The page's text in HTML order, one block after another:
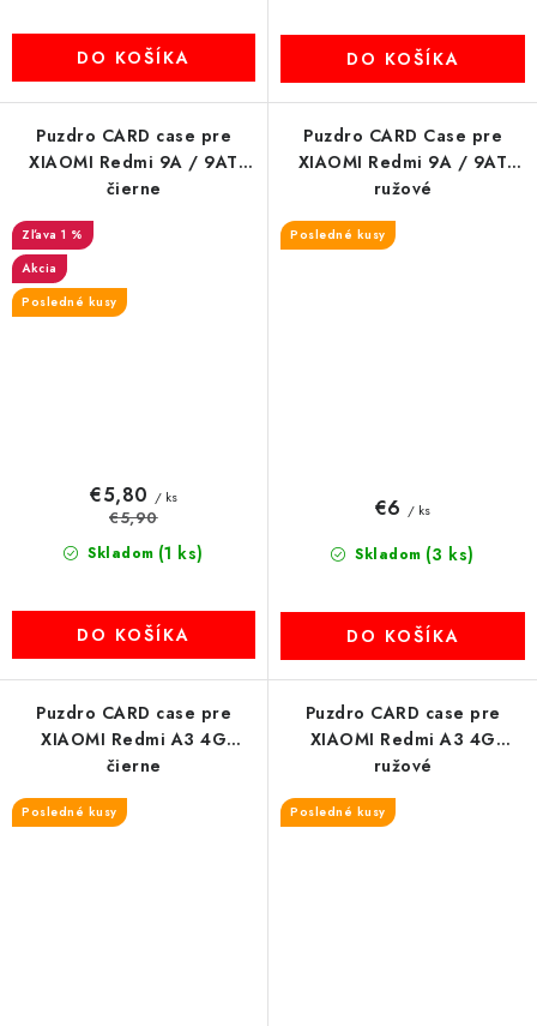
DO KOŠÍKA DO KOŠÍKA
Puzdro CARD case pre
XIAOMI Redmi 9A / 9AT
čierne
1 %
Akcia
Posledné kusy
Skladom (1 ks)
€5,80 / ks
€5,90
DO KOŠÍKA
Puzdro CARD Case pre
XIAOMI Redmi 9A / 9AT
ružové
Posledné kusy
Skladom (3 ks)
€6 / ks
DO KOŠÍKA
Puzdro CARD case pre
XIAOMI Redmi A3 4G
čierne
Posledné kusy
Puzdro CARD case pre
XIAOMI Redmi A3 4G
ružové
Posledné kusy